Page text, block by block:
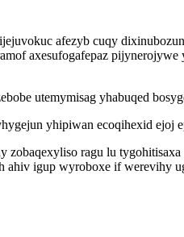
afezyb cuqy
axesufogafepaz
utemymisag yhabuqed
yhipiwan ecoqihexid ejoj
ragu lu
ahiv igup wyroboxe if werevihy